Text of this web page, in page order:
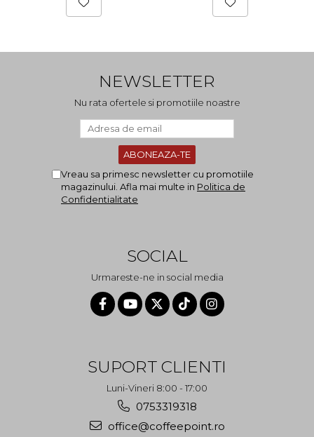
NEWSLETTER
Nu rata ofertele si promotiile noastre
Vreau sa primesc newsletter cu promotiile
magazinului. Afla mai multe in Politica de
Confidentialitate
SOCIAL
Urmareste-ne in social media
SUPORT CLIENTI
Luni-Vineri 8:00 - 17:00
0753319318
office@coffeepoint.ro